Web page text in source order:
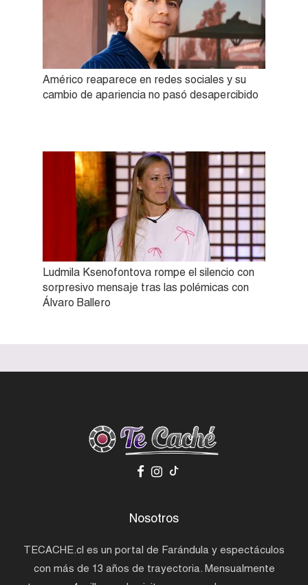
Américo reaparece en redes sociales y su
cambio de apariencia no pasó desapercibido
Ludmila Ksenofontova rompe el silencio con
sorpresivo mensaje tras las polémicas con
Álvaro Ballero
Nosotros
TECACHE.cl es un portal de Farándula y espectáculos
con más de 13 años de trayectoria. Mensualmente